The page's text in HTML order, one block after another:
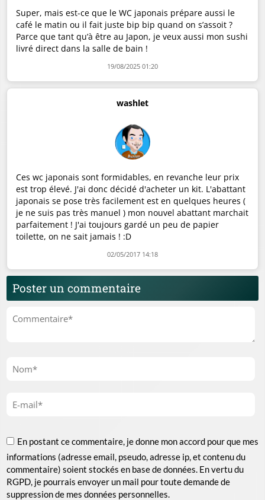
Super, mais est-ce que le WC japonais prépare aussi le
café le matin ou il fait juste bip bip quand on s’assoit ?
Parce que tant qu’à être au Japon, je veux aussi mon sushi
livré direct dans la salle de bain !
19/08/2025 01:20
washlet
Ces wc japonais sont formidables, en revanche leur prix
est trop élevé. J'ai donc décidé d'acheter un kit. L'abattant
japonais se pose très facilement est en quelques heures (
je ne suis pas très manuel ) mon nouvel abattant marchait
parfaitement ! J'ai toujours gardé un peu de papier
toilette, on ne sait jamais ! :D
02/05/2017 14:18
Poster un commentaire
En postant ce commentaire, je donne mon accord pour que mes
informations (adresse email, pseudo, adresse ip, et contenu du
commentaire) soient stockés en base de données. En vertu du
RGPD, je pourrais envoyer un mail pour toute demande de
suppression de mes données personnelles.